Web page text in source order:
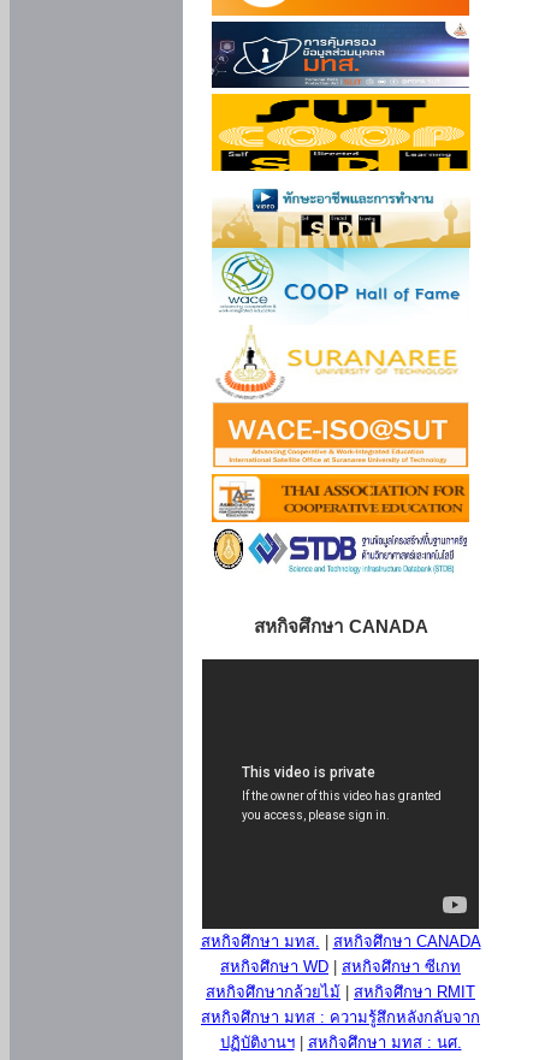
สหกิจศึกษา CANADA
สหกิจศึกษา มทส.
สหกิจศึกษา CANADA
สหกิจศึกษา WD
สหกิจศึกษา ซีเกท
สหกิจศึกษากล้วยไม้
สหกิจศึกษา RMIT
สหกิจศึกษา มทส : ความรู้สึกหลังกลับจาก
ปฏิบัติงานฯ| สหกิจศึกษา มทส : นศ.